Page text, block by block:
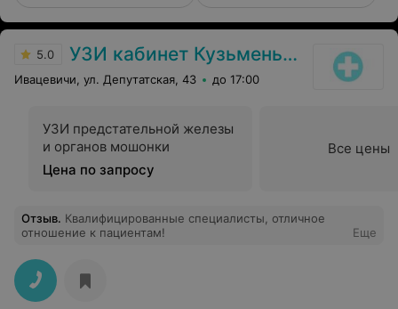
5.0 УЗИ кабинет Кузьменькова Е. А.
Ивацевичи, ул. Депутатская, 43 до 17:00
УЗИ предстательной железы
и органов мошонки
Цена по запросу
Все цены
Отзыв. Квалифицированные специалисты, отличное
отношение к пациентам!
Еще